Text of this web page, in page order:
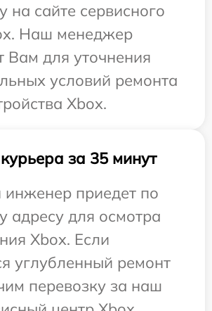
на сайте сервисного
Наш менеджер
Вам для уточнения
условий ремонта
Xbox.
за 35 минут
приедет по
адресу для осмотра
Xbox. Если
углубленный ремонт
перевозку за наш